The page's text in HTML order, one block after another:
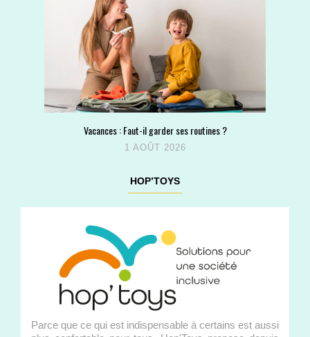
Vacances : Faut-il garder ses routines ?
1 AOÛT 2026
HOP’TOYS
Parce que ce qui est indispensable à certains est aussi